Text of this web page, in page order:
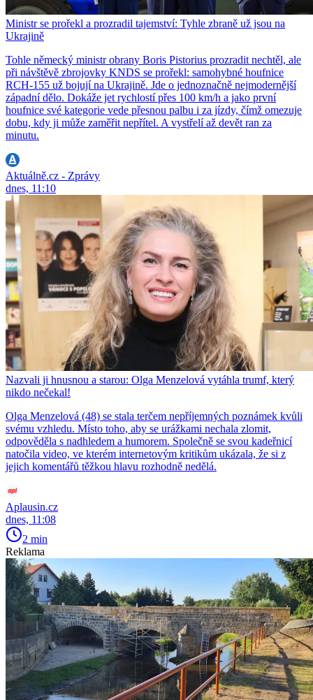
Ministr se prořekl a prozradil tajemství: Tyhle zbraně už jsou na
Ukrajině
Tohle německý ministr obrany Boris Pistorius prozradit nechtěl, ale
při návštěvě zbrojovky KNDS se prořekl: samohybné houfnice
RCH-155 už bojují na Ukrajině. Jde o jednoznačně nejmodernější
západní dělo. Dokáže jet rychlostí přes 100 km/h a jako první
houfnice své kategorie vede přesnou palbu i za jízdy, čímž omezuje
dobu, kdy ji může zaměřit nepřítel. A vystřelí až devět ran za
minutu.
Aktuálně.cz - Zprávy
dnes, 11:10
Nazvali ji hnusnou a starou: Olga Menzelová vytáhla trumf, který
nikdo nečekal!
Olga Menzelová (48) se stala terčem nepříjemných poznámek kvůli
svému vzhledu. Místo toho, aby se urážkami nechala zlomit,
odpověděla s nadhledem a humorem. Společně se svou kadeřnicí
natočila video, ve kterém internetovým kritikům ukázala, že si z
jejich komentářů těžkou hlavu rozhodně nedělá.
Aplausin.cz
dnes, 11:08
2 min
Reklama